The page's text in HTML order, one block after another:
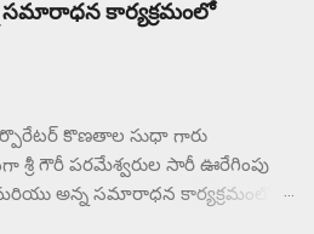
ఎల్లప్పుడూ దేశమంతా CAPF
అక్కయ్య కొనియాడారు . ఈ
పరిచయం నిచ్చి , బ్రహ్మా కుమారిస్ సంస్థ
20 విభాగాల ద్వారా ప్రపంచంలో 140
సేవలను గూర్చి తెలియచేశారు.
సమారాధన కార్యక్రమంలో
కొణతాల సుధా గారు
శ్రీ గౌరీ పరమేశ్వరుల సారీ ఊరేగింపు
అన్న సమారాధన కార్యక్రమంలో